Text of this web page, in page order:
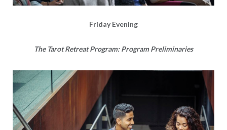
Friday Evening
The Tarot Retreat Program: Program Preliminaries